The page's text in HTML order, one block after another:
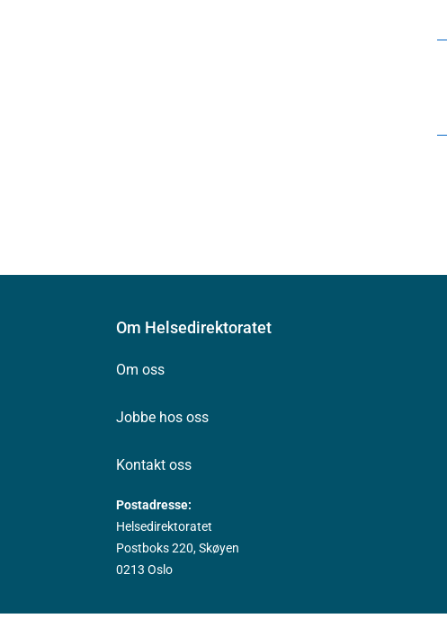
Om Helsedirektoratet
Om oss
Jobbe hos oss
Kontakt oss
Postadresse:
Helsedirektoratet
Postboks 220, Skøyen
0213 Oslo